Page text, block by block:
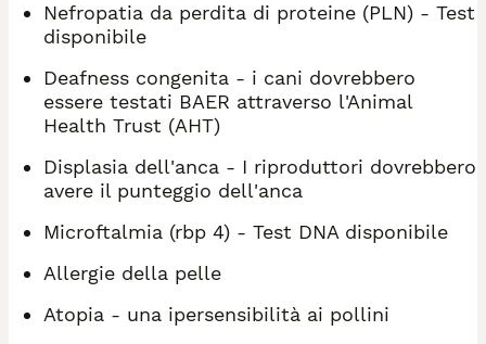
Nefropatia da perdita di proteine (PLN) - Test
disponibile
Deafness congenita - i cani dovrebbero
essere testati BAER attraverso l'Animal
Health Trust (AHT)
Displasia dell'anca - I riproduttori dovrebbero
avere il punteggio dell'anca
Microftalmia (rbp 4) - Test DNA disponibile
Allergie della pelle
Atopia - una ipersensibilità ai pollini